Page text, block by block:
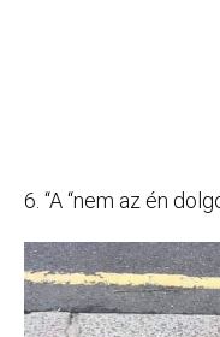
6. “A “nem az én